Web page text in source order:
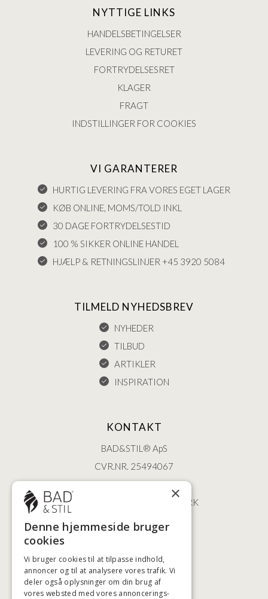
NYTTIGE LINKS
HANDELSBETINGELSER
LEVERING OG RETURET
FORTRYDELSESRET
KLAGER
FRAGT
INDSTILLINGER FOR COOKIES
VI GARANTERER
HURTIG LEVERING FRA VORES EGET LAGER
KØB ONLINE, MOMS/TOLD INKL
30 DAGE FORTRYDELSESTID
100 % SIKKER ONLINE HANDEL
HJÆLP & RETNINGSLINJER +45 3920 5084
TILMELD NYHEDSBREV
NYHEDER
TILBUD
ARTIKLER
INSPIRATION
KONTAKT
BAD&STIL® ApS
CVR.NR. 25494067
ØSTERBROGADE 202
2100 KØBENHAVN • DANMARK
+45 3920 5084
HØJESTE KREDITVÆRDIGHED
×
Denne hjemmeside bruger
cookies
Vi bruger cookies til at tilpasse indhold,
annoncer og til at analysere vores trafik. Vi
deler også oplysninger om din brug af
vores websted med vores annoncerings-